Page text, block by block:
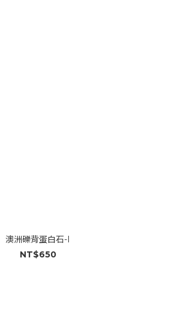
澳洲礫背蛋白石-I
NT$650